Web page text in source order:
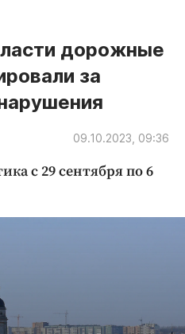
дорожные
за
09.10.2023, 09:36
с 29 сентября по 6